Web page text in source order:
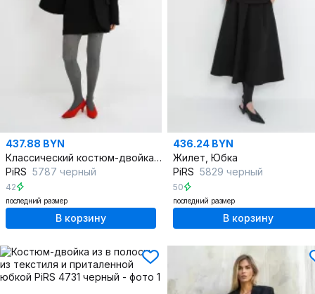
437.88 BYN
Классический костюм-двойка из пальтовой ткани: оверсайз жакет и мини-юбка
PiRS 5787 черный
42
последний размер
В корзину
436.24 BYN
Жилет, Юбка
PiRS 5829 черный
50
последний размер
В корзину